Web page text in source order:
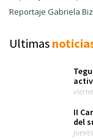
Reportaje Gabriela
Ultimas
II
del